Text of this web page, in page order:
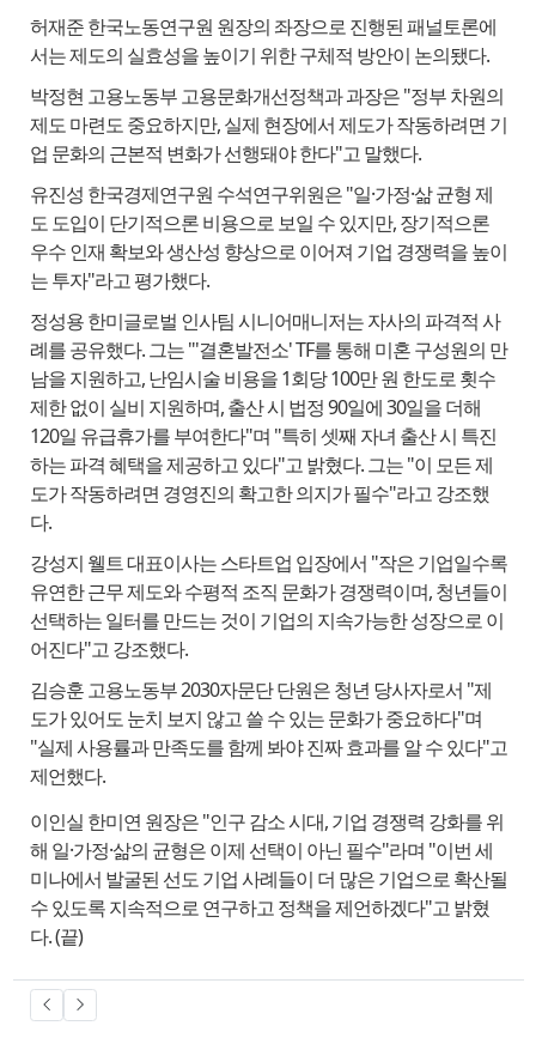
허재준 한국노동연구원 원장의 좌장으로 진행된 패널토론에
서는 제도의 실효성을 높이기 위한 구체적 방안이 논의됐다.
박정현 고용노동부 고용문화개선정책과 과장은 "정부 차원의
제도 마련도 중요하지만, 실제 현장에서 제도가 작동하려면 기
업 문화의 근본적 변화가 선행돼야 한다"고 말했다.
유진성 한국경제연구원 수석연구위원은 "일·가정·삶 균형 제
도 도입이 단기적으론 비용으로 보일 수 있지만, 장기적으론
우수 인재 확보와 생산성 향상으로 이어져 기업 경쟁력을 높이
는 투자"라고 평가했다.
정성용 한미글로벌 인사팀 시니어매니저는 자사의 파격적 사
례를 공유했다. 그는 "'결혼발전소' TF를 통해 미혼 구성원의 만
남을 지원하고, 난임시술 비용을 1회당 100만 원 한도로 횟수
제한 없이 실비 지원하며, 출산 시 법정 90일에 30일을 더해
120일 유급휴가를 부여한다"며 "특히 셋째 자녀 출산 시 특진
하는 파격 혜택을 제공하고 있다"고 밝혔다. 그는 "이 모든 제
도가 작동하려면 경영진의 확고한 의지가 필수"라고 강조했
다.
강성지 웰트 대표이사는 스타트업 입장에서 "작은 기업일수록
유연한 근무 제도와 수평적 조직 문화가 경쟁력이며, 청년들이
선택하는 일터를 만드는 것이 기업의 지속가능한 성장으로 이
어진다"고 강조했다.
김승훈 고용노동부 2030자문단 단원은 청년 당사자로서 "제
도가 있어도 눈치 보지 않고 쓸 수 있는 문화가 중요하다"며
"실제 사용률과 만족도를 함께 봐야 진짜 효과를 알 수 있다"고
제언했다.
이인실 한미연 원장은 "인구 감소 시대, 기업 경쟁력 강화를 위
해 일·가정·삶의 균형은 이제 선택이 아닌 필수"라며 "이번 세
미나에서 발굴된 선도 기업 사례들이 더 많은 기업으로 확산될
수 있도록 지속적으로 연구하고 정책을 제언하겠다"고 밝혔
다. (끝)